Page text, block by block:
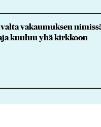
vakaumuksen
kuuluu yhä kirkkoon